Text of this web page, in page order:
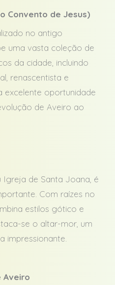
Convento de Jesus)
no antigo
uma vasta coleção de
da cidade, incluindo
renascentista e
excelente oportunidade
de Aveiro ao
Igreja de Santa Joana, é
Com raízes no
estilos gótico e
se o altar-mor, um
impressionante.
Aveiro